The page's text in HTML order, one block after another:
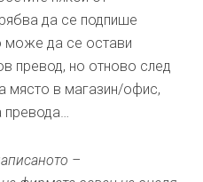
да се подпише
може да се остави
превод, но отново след
място в магазин/офис,
–